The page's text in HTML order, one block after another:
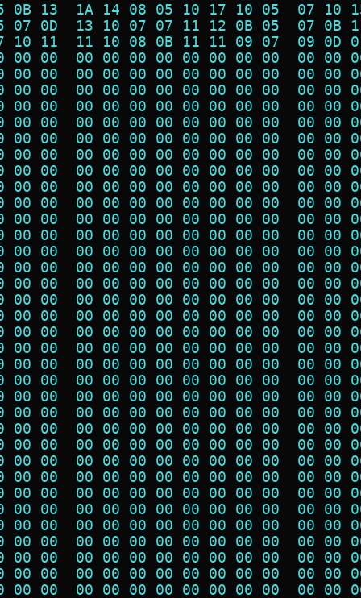
0B 13  1A 14 08 05 10 17 10 05  07
07 0D  13 10 07 07 11 12 0B 05  07
10 11  11 10 08 0B 11 11 09 07  09
00 00  00 00 00 00 00 00 00 00  00
00 00  00 00 00 00 00 00 00 00  00
00 00  00 00 00 00 00 00 00 00  00
00 00  00 00 00 00 00 00 00 00  00
00 00  00 00 00 00 00 00 00 00  00
00 00  00 00 00 00 00 00 00 00  00
00 00  00 00 00 00 00 00 00 00  00
00 00  00 00 00 00 00 00 00 00  00
00 00  00 00 00 00 00 00 00 00  00
00 00  00 00 00 00 00 00 00 00  00
00 00  00 00 00 00 00 00 00 00  00
00 00  00 00 00 00 00 00 00 00  00
00 00  00 00 00 00 00 00 00 00  00
00 00  00 00 00 00 00 00 00 00  00
00 00  00 00 00 00 00 00 00 00  00
00 00  00 00 00 00 00 00 00 00  00
00 00  00 00 00 00 00 00 00 00  00
00 00  00 00 00 00 00 00 00 00  00
00 00  00 00 00 00 00 00 00 00  00
00 00  00 00 00 00 00 00 00 00  00
00 00  00 00 00 00 00 00 00 00  00
00 00  00 00 00 00 00 00 00 00  00
00 00  00 00 00 00 00 00 00 00  00
00 00  00 00 00 00 00 00 00 00  00
00 00  00 00 00 00 00 00 00 00  00
00 00  00 00 00 00 00 00 00 00  00
00 00  00 00 00 00 00 00 00 00  00
00 00  00 00 00 00 00 00 00 00  00
00 00  00 00 00 00 00 00 00 00  00
00 00  00 00 00 00 00 00 00 00  00
00 00  00 00 00 00 00 00 00 00  00
00 00  00 00 00 00 00 00 00 00  00
00 00  00 00 00 00 00 00 00 00  00
00 00  00 00 00 00 00 00 00 00  00